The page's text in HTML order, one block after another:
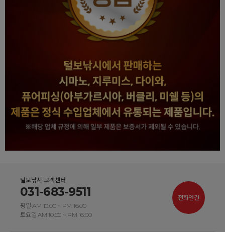
털보낚시 고객센터
031-683-9511
평일 AM 10:00 ~ PM 16:00
토요일 AM 10:00 ~ PM 16:00
전화연결